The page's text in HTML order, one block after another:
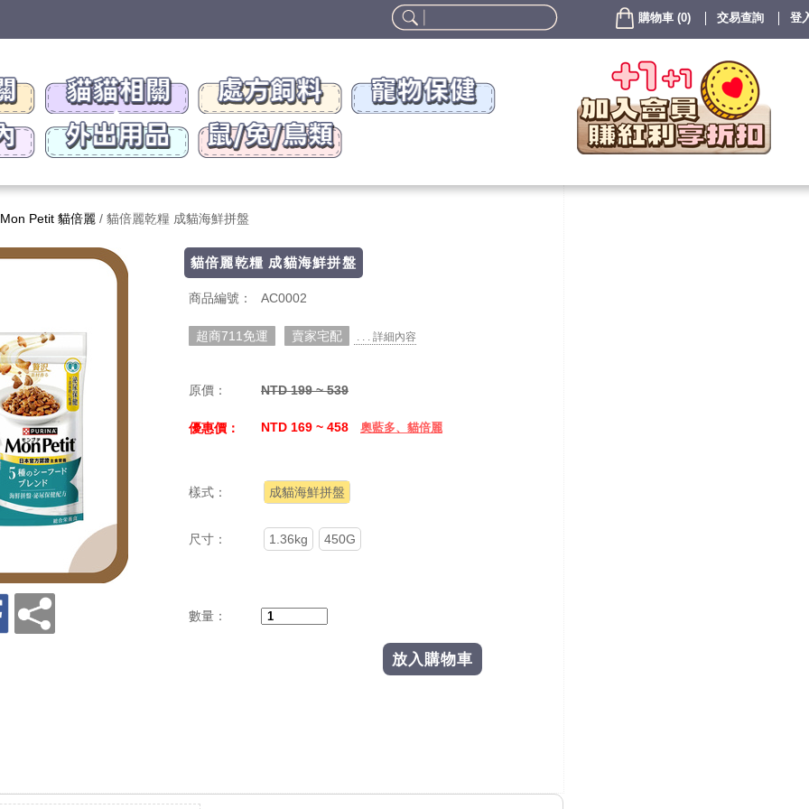
購物車 (0) 交易查詢 登
Mon Petit 貓倍麗 / 貓倍麗乾糧 成貓海鮮拼盤
貓倍麗乾糧 成貓海鮮拼盤
商品編號： AC0002
超商711免運 賣家宅配 . . . 詳細內容
原價： NTD 199 ~ 539
優惠價： NTD 169 ~ 458 奧藍多、貓倍麗
樣式： 成貓海鮮拼盤
尺寸： 1.36kg 450G
數量：
放入購物車